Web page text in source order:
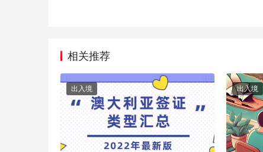
相关推荐
出入境 出入境